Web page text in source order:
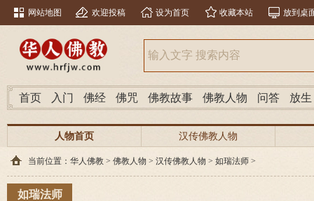
网站地图 欢迎投稿 设为首页 收藏本站 放到桌
首页 入门 佛经 佛咒 佛教故事 佛教人物 问答 放生
人物首页 汉传佛教人物
当前位置： 华人佛教 > 佛教人物 > 汉传佛教人物 > 如瑞法师 >
如瑞法师